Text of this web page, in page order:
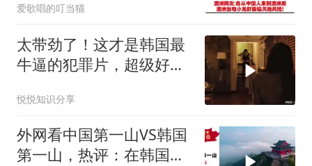
爱歌唱的叮当猫
太带劲了！这才是韩国最
牛逼的犯罪片，超级好
悦悦知识分享
外网看中国第一山VS韩国
第一山，热评：在韩国土